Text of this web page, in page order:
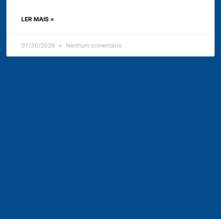
LER MAIS »
07/30/2026 Nenhum comentário